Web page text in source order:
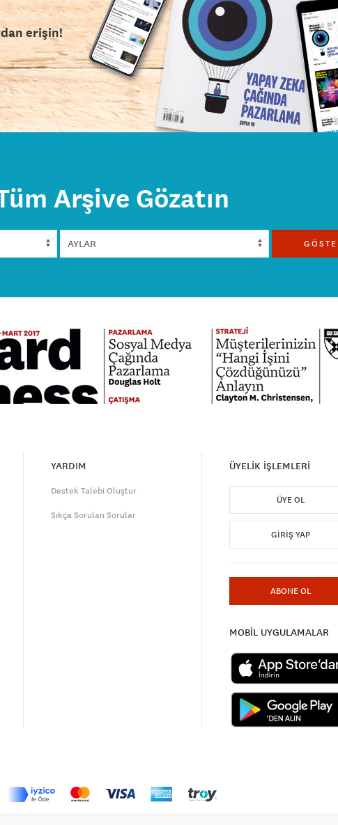
erişin!
Arşive Gözatın
YARDIM
Destek Talebi Oluştur
Sıkça Sorulan Sorular
ÜYELİK İŞLEMLERİ
ÜYE OL
GIRIŞ YAP
ABONE OL
MOBİL UYGULAMALAR